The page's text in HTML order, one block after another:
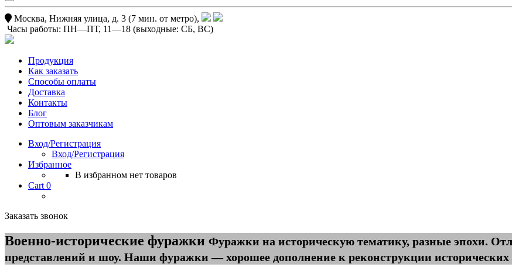
Москва, Нижняя улица, д. 3 (7 мин. от метро),
Часы работы: ПН—ПТ, 11—18 (выходные: СБ, ВС)
Продукция
Как заказать
Способы оплаты
Доставка
Контакты
Блог
Оптовым заказчикам
Вход/Регистрация
Вход/Регистрация
Избранное
В избранном нет товаров
Cart 0
Заказать звонок
Военно-исторические фуражки Фуражки на историческую тематику, разные эпохи.
представлений и шоу. Наши фуражки — хорошее дополнение к реконструкции исторических